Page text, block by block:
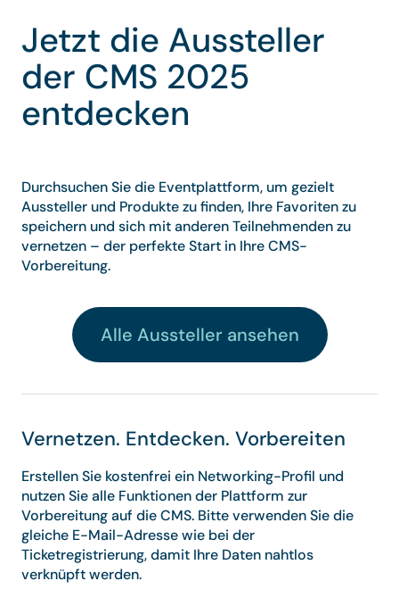
Jetzt die Aussteller
der CMS 2025
entdecken
Durchsuchen Sie die Eventplattform, um gezielt
Aussteller und Produkte zu finden, Ihre Favoriten zu
speichern und sich mit anderen Teilnehmenden zu
vernetzen – der perfekte Start in Ihre CMS-
Vorbereitung.
Alle Aussteller ansehen
Vernetzen. Entdecken. Vorbereiten
Erstellen Sie kostenfrei ein Networking-Profil und
nutzen Sie alle Funktionen der Plattform zur
Vorbereitung auf die CMS. Bitte verwenden Sie die
gleiche E-Mail-Adresse wie bei der
Ticketregistrierung, damit Ihre Daten nahtlos
verknüpft werden.